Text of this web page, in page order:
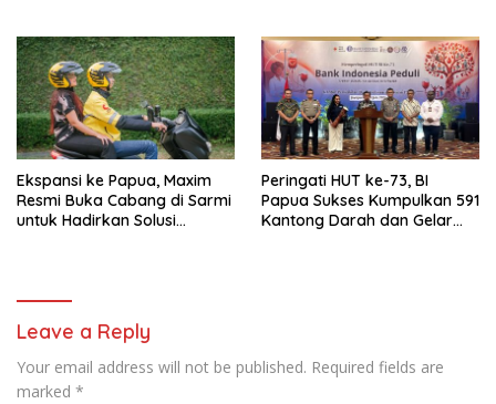
Competition 2026
Ekspansi ke Papua, Maxim
Resmi Buka Cabang di Sarmi
untuk Hadirkan Solusi
Peringati HUT ke-73, BI
Papua Sukses Kumpulkan 591
Kantong Darah dan Gelar
Leave a Reply
Your email address will not be published. Required fields are
marked *